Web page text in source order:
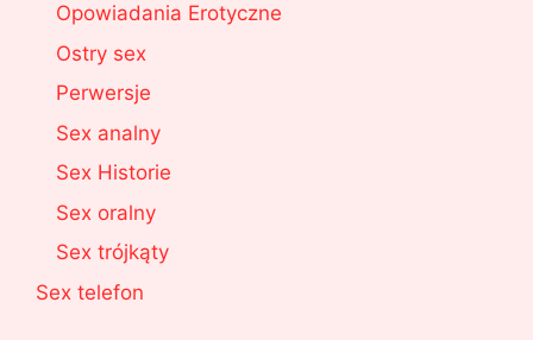
Opowiadania Erotyczne
Ostry sex
Perwersje
Sex analny
Sex Historie
Sex oralny
Sex trójkąty
Sex telefon